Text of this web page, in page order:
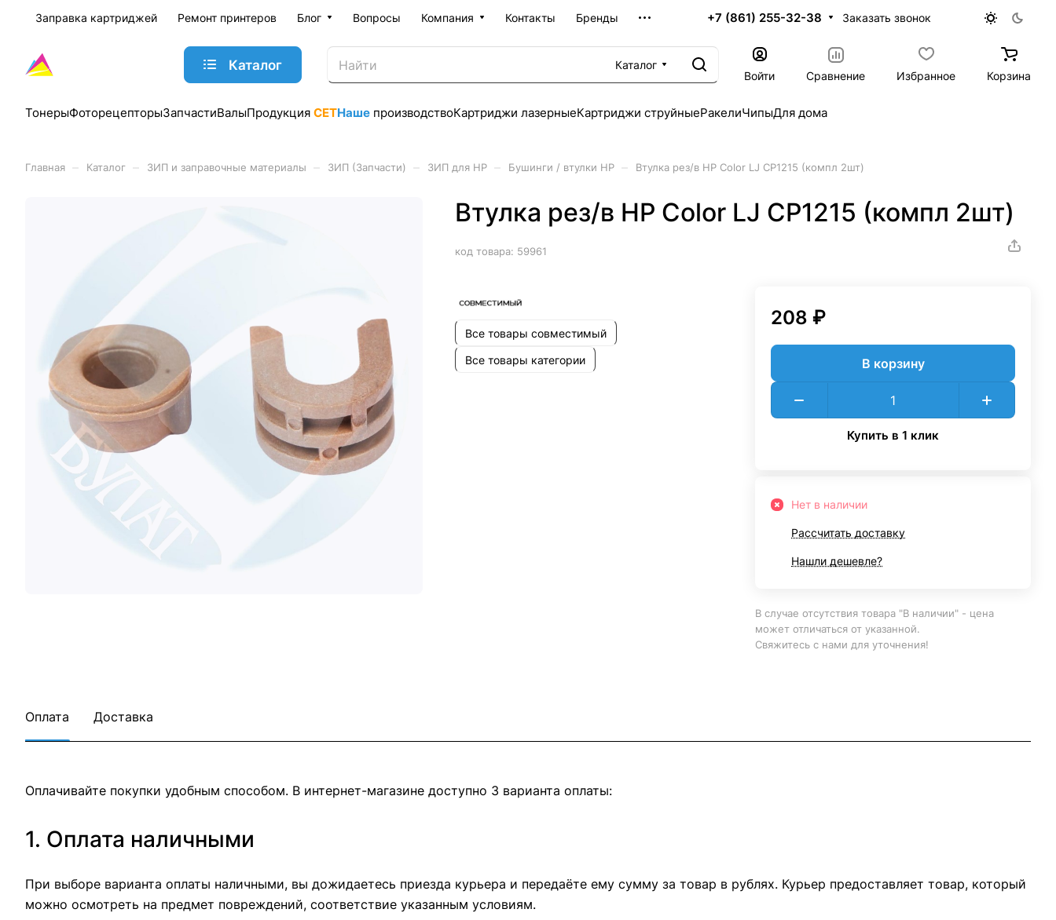
Заправка картриджей Ремонт принтеров Блог Вопросы Компания Контакты Бренды +7 (861) 255-32-38 Заказать звонок
Каталог
Каталог
Войти
Сравнение Избранное Корзина
ТонерыФоторецепторыЗапчастиВалыПродукция CETНаше производствоКартриджи лазерныеКартриджи струйныеРакелиЧипыДля дома
Главная Каталог ЗИП и заправочные материалы ЗИП (Запчасти) ЗИП для HP Бушинги / втулки HP Втулка рез/в HP Color LJ CP1215 (компл 2шт)
Втулка рез/в HP Color LJ CP1215 (компл 2шт)
код товара: 59961
Все товары совместимый
Все товары категории
208 ₽
В корзину
Купить в 1 клик
Нет в наличии
Рассчитать доставку
Нашли дешевле?
В случае отсутствия товара "В наличии" - цена
может отличаться от указанной.
Свяжитесь с нами для уточнения!
Оплата Доставка
Оплачивайте покупки удобным способом. В интернет-магазине доступно 3 варианта оплаты:
1. Оплата наличными
При выборе варианта оплаты наличными, вы дожидаетесь приезда курьера и передаёте ему сумму за товар в рублях. Курьер предоставляет товар, который
можно осмотреть на предмет повреждений, соответствие указанным условиям.